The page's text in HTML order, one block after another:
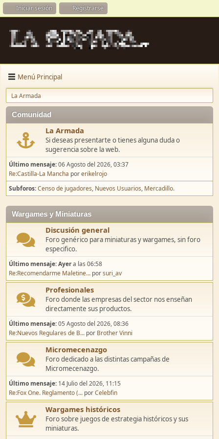
Iniciar sesión Registrarse
Menú Principal
La Armada
Comunidad
La Armada
Si deseas presentarte o tienes alguna duda o
sugerencia sobre la web.
Último mensaje:06 Agosto del 2026, 03:37
Re:Castilla-La Mancha porerikelrojo
Subforos Censo de jugadores Nuevos Usuarios Mercadillo.
Wargames y Miniaturas
Discusión general
Foro genérico para miniaturas y wargames, sin foro
especifico.
Último mensaje:Ayera las 06:58
Re:Recomendarme Maletine... porsuri_av
Profesionales
Foro donde las empresas del sector nos enseñan
directamente sus productos.
Último mensaje:05 Agosto del 2026, 08:36
Re:Nuevos Regulares de B... por Brother Vinni
Micromecenazgo
Foro dedicado a las distintas campañas de
Micromecenazgo.
Último mensaje: 14 Julio del 2026, 11:15
Re:Fox One. Reglamento (... porCelebfin
Wargames históricos
Foro sobre juegos de estrategia históricos y sus
miniaturas.